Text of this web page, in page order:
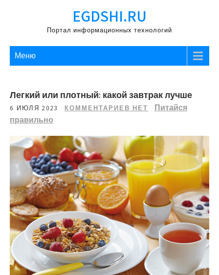
содержимому
EGDSHI.RU
Портал информационных технологий
Меню
Легкий или плотный: какой завтрак лучше
6 ИЮЛЯ 2023 КОММЕНТАРИЕВ НЕТ
Питайся
правильно